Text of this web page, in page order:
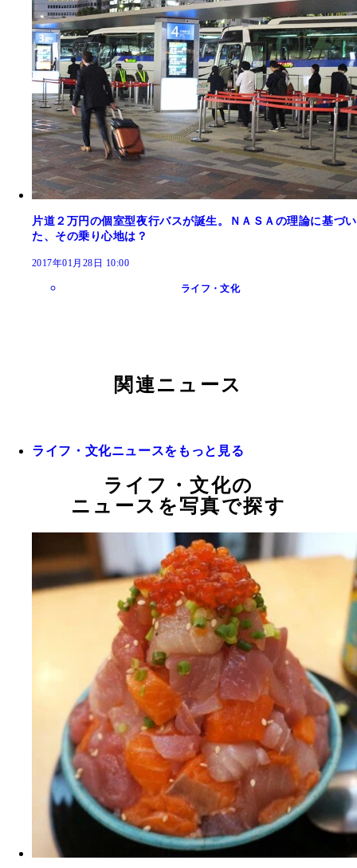
片道２万円の個室型夜行バスが誕生。ＮＡＳＡの理論に基づい
た、その乗り心地は？
2017年01月28日 10:00
ライフ・文化
関連ニュース
ライフ・文化ニュースをもっと見る
ライフ・文化の
ニュースを写真で探す